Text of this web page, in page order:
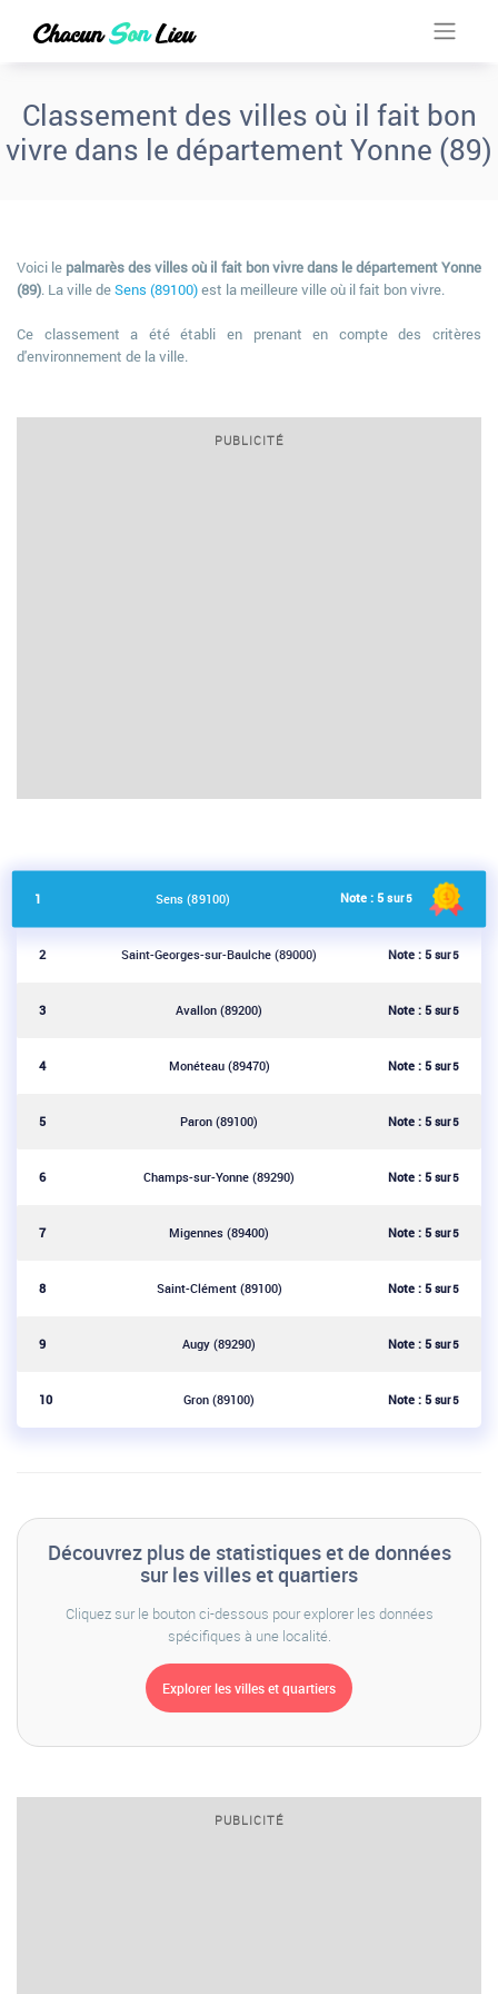
Classement des villes où il fait bon
vivre dans le département Yonne (89)
Voici le palmarès des villes où il fait bon vivre dans le département Yonne
(89). La ville deSens (89100)est la meilleure ville où il fait bon vivre.
Ce classement a été établi en prenant en compte des critères
d'environnement de la ville.
PUBLICITÉ
1 Sens (89100) Note :5 sur 5
2 Saint-Georges-sur-Baulche (89000) Note : 5 sur 5
3 Avallon (89200) Note : 5 sur 5
4 Monéteau (89470) Note : 5 sur 5
5 Paron (89100) Note : 5 sur 5
6 Champs-sur-Yonne (89290) Note : 5 sur 5
7 Migennes (89400) Note : 5 sur 5
8 Saint-Clément (89100) Note : 5 sur 5
9 Augy (89290) Note : 5 sur 5
10 Gron (89100) Note : 5 sur 5
Découvrez plus de statistiques et de données
sur les villes et quartiers
Cliquez sur le bouton ci-dessous pour explorer les données
spécifiques à une localité.
PUBLICITÉ